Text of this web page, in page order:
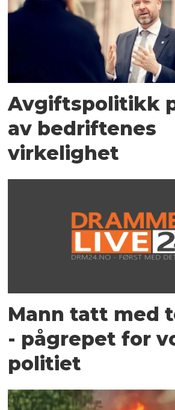
Avgiftspolitikk
av bedriftenes
virkelighet
Mann tatt med
- pågrepet for
politiet